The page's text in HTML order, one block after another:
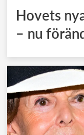
Hovets
– nu